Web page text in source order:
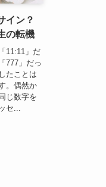
イン？
の転機
11:11」だ
777」だっ
たことは
。偶然か
じ数字を
セ...